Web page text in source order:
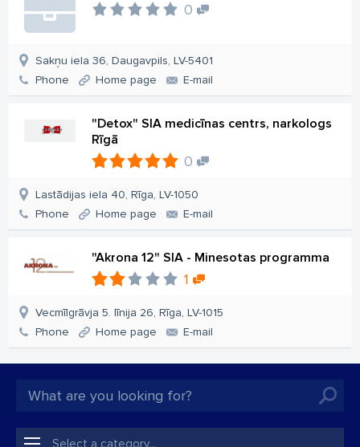
0
Sakņu iela 36, Daugavpils, LV-5401
Phone
Home page E-mail
"Detox" SIA medicīnas centrs, narkologs
Rīgā
0
Lastādijas iela 40, Rīga, LV-1050
Phone
Home page E-mail
"Akrona 12" SIA - Minesotas programma
1
Vecmīlgrāvja 5. līnija 26, Rīga, LV-1015
Phone
Home page E-mail